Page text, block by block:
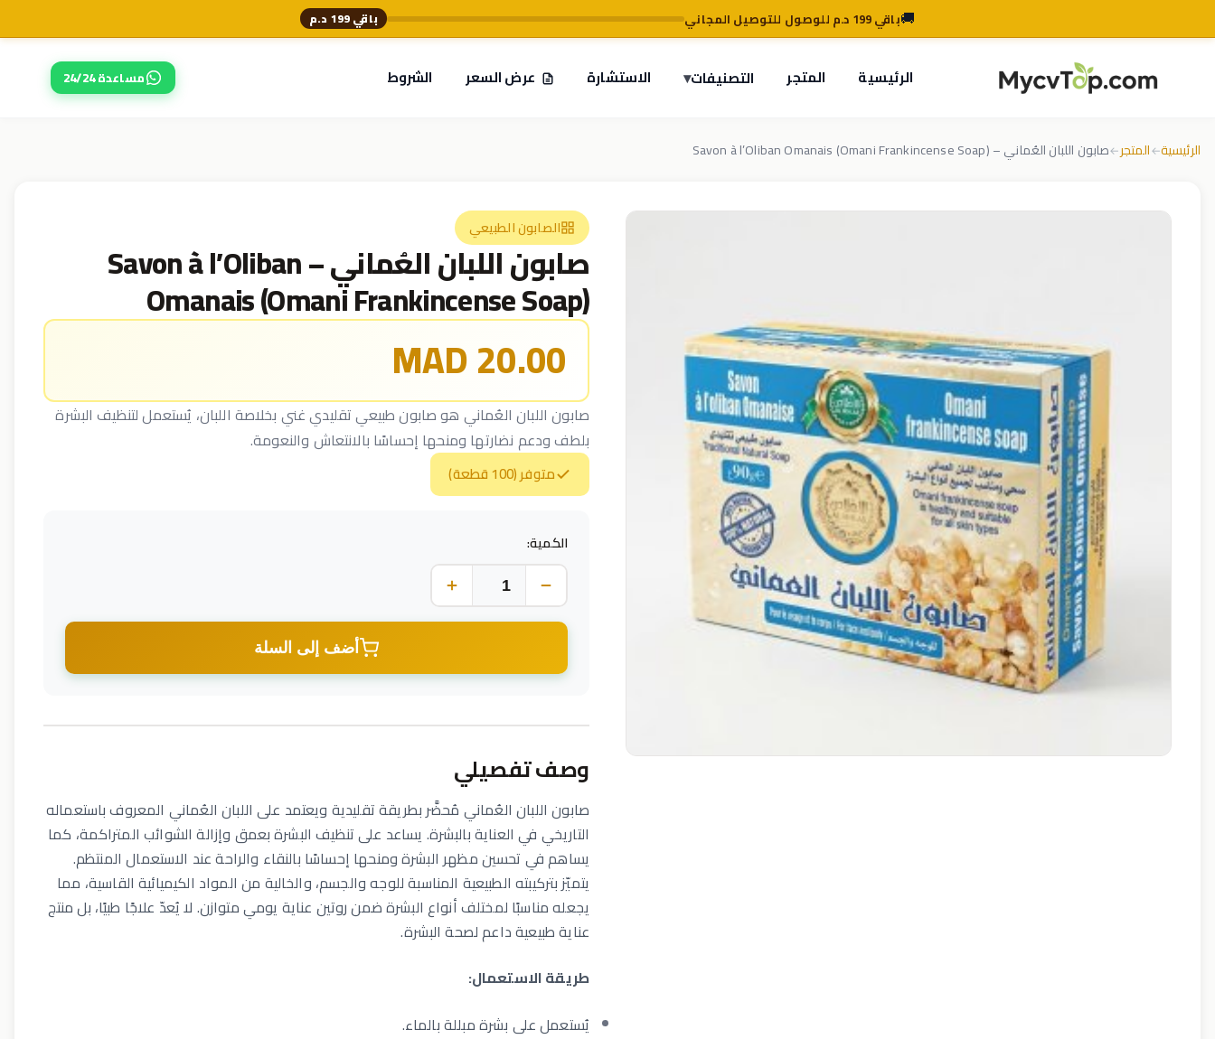
🚚باقي 199 د.م للوصول للتوصيل المجاني باقي 199 د.م
MycvTop الرئيسية المتجر التصنيفات▾ الاستشارة عرض السعر الشروط مساعدة 24/24
الرئيسية←المتجر←صابون اللبان العُماني – Savon à l’Oliban Omanais (Omani Frankincense Soap)
الصابون الطبيعي
صابون اللبان العُماني – Savon à l’Oliban
Omanais (Omani Frankincense Soap)
20.00 MAD
صابون اللبان العُماني هو صابون طبيعي تقليدي غني بخلاصة اللبان، يُستعمل لتنظيف البشرة
بلطف ودعم نضارتها ومنحها إحساسًا بالانتعاش والنعومة.
متوفر (100 قطعة)
الكمية:
أضف إلى السلة
وصف تفصيلي
صابون اللبان العُماني مُحضَّر بطريقة تقليدية ويعتمد على اللبان العُماني المعروف باستعماله
التاريخي في العناية بالبشرة. يساعد على تنظيف البشرة بعمق وإزالة الشوائب المتراكمة، كما
يساهم في تحسين مظهر البشرة ومنحها إحساسًا بالنقاء والراحة عند الاستعمال المنتظم.
يتميّز بتركيبته الطبيعية المناسبة للوجه والجسم، والخالية من المواد الكيميائية القاسية، مما
يجعله مناسبًا لمختلف أنواع البشرة ضمن روتين عناية يومي متوازن. لا يُعدّ علاجًا طبيًا، بل منتج
عناية طبيعية داعم لصحة البشرة.
طريقة الاستعمال:
يُستعمل على بشرة مبللة بالماء.